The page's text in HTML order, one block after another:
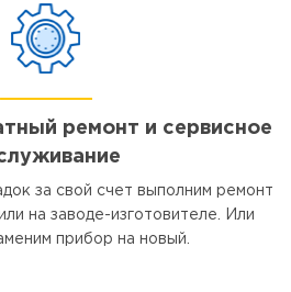
ремонт и сервисное
за свой счет выполним ремонт
на заводе-изготовителе. Или
прибор на новый.